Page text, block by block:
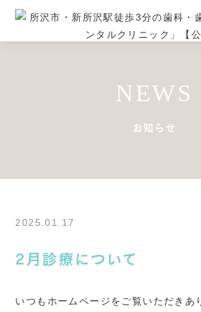
NEWS
お知らせ
2025.01.17
2月診療について
いつもホームページをご覧いただきあ